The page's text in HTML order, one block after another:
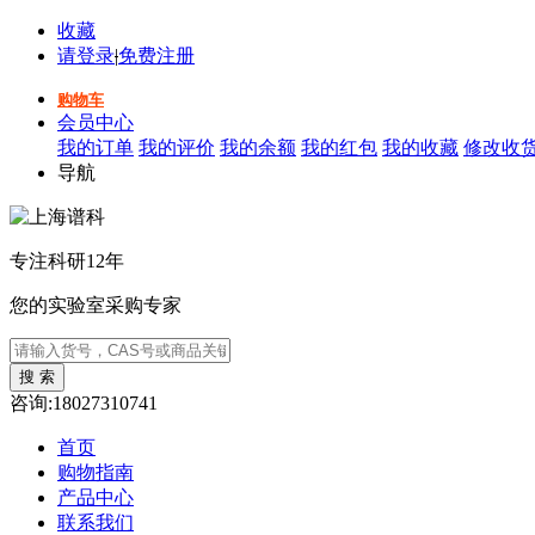
收藏
请登录|免费注册
购物车
会员中心
我的订单 我的评价 我的余额 我的红包 我的收藏 修改收
导航
专注科研12年
您的实验室采购专家
咨询:18027310741
首页
购物指南
产品中心
联系我们